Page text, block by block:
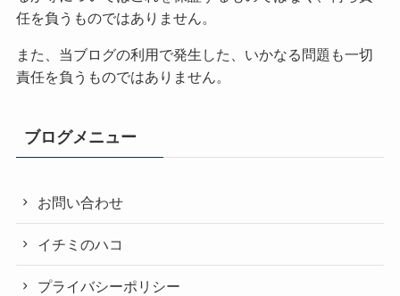
任を負うものではありません。
また、当ブログの利用で発生した、いかなる問題も一切
責任を負うものではありません。
ブログメニュー
お問い合わせ
イチミのハコ
プライバシーポリシー